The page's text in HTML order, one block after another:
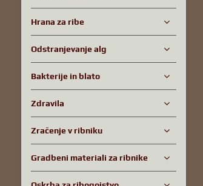
Hrana za ribe
Odstranjevanje alg
Bakterije in blato
Zdravila
Zračenje v ribniku
Gradbeni materiali za ribnike